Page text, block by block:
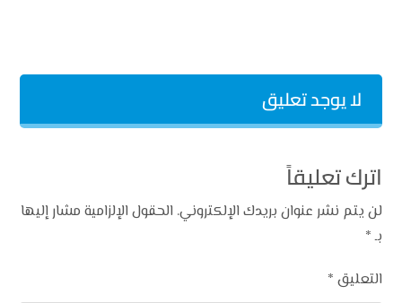
لا يوجد تعليق
اترك تعليقاً
لن يتم نشر عنوان بريدك الإلكتروني. الحقول الإلزامية مشار إليها
بـ*
التعليق *